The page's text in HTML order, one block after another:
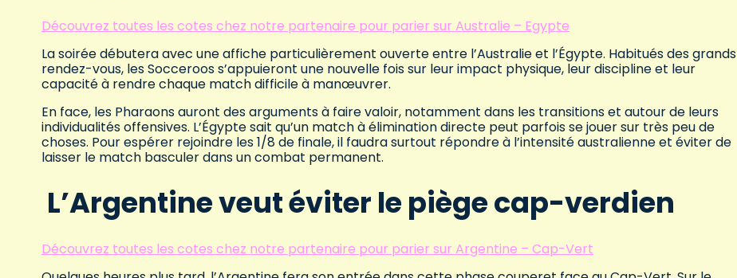
Découvrez toutes les cotes chez notre partenaire pour parier sur Australie – Egypte
La soirée débutera avec une affiche particulièrement ouverte entre l’Australie et l’Égypte. Habitués des grands
rendez-vous, les Socceroos s’appuieront une nouvelle fois sur leur impact physique, leur discipline et leur
capacité à rendre chaque match difficile à manœuvrer.
En face, les Pharaons auront des arguments à faire valoir, notamment dans les transitions et autour de leurs
individualités offensives. L’Égypte sait qu’un match à élimination directe peut parfois se jouer sur très peu de
choses. Pour espérer rejoindre les 1/8 de finale, il faudra surtout répondre à l’intensité australienne et éviter de
laisser le match basculer dans un combat permanent.
L’Argentine veut éviter le piège cap-verdien
Découvrez toutes les cotes chez notre partenaire pour parier sur Argentine – Cap-Vert